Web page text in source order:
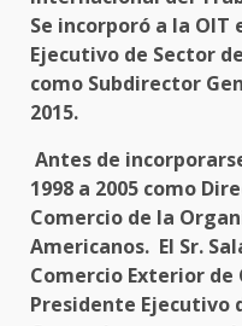
Se incorporó a la OIT
Ejecutivo de Sector
como Subdirector
2015.
Antes de
1998 a 2005 como
Comercio de la
Americanos. El Sr.
Comercio Exterior de
Presidente Ejecutivo